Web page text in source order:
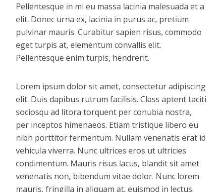
Pellentesque in mi eu massa lacinia malesuada et a
elit. Donec urna ex, lacinia in purus ac, pretium
pulvinar mauris. Curabitur sapien risus, commodo
eget turpis at, elementum convallis elit.
Pellentesque enim turpis, hendrerit.
Lorem ipsum dolor sit amet, consectetur adipiscing
elit. Duis dapibus rutrum facilisis. Class aptent taciti
sociosqu ad litora torquent per conubia nostra,
per inceptos himenaeos. Etiam tristique libero eu
nibh porttitor fermentum. Nullam venenatis erat id
vehicula viverra. Nunc ultrices eros ut ultricies
condimentum. Mauris risus lacus, blandit sit amet
venenatis non, bibendum vitae dolor. Nunc lorem
mauris, fringilla in aliquam at, euismod in lectus.